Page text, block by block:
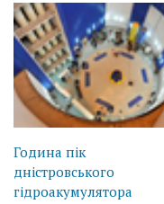
Година пік
дністровського
гідроакумулятора